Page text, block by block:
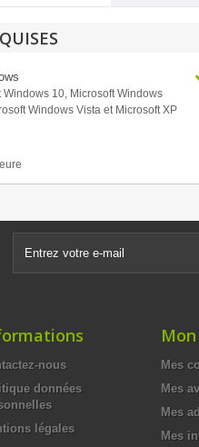
Windows 10, Microsoft Windows
Windows Vista et Microsoft XP
nous
données
légales
Mes
Mes
Mes
Mes